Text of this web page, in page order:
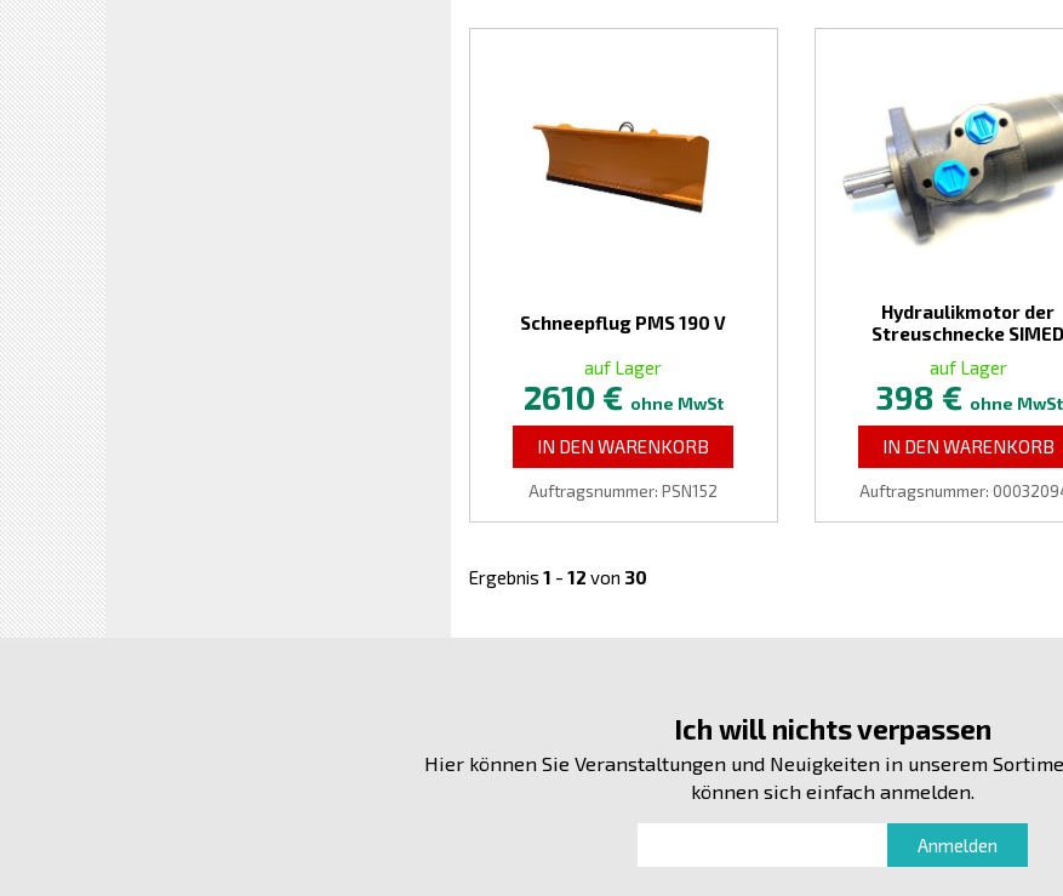
Schneepflug PMS 190 V
auf Lager
2610 € ohne MwSt
IN DEN WARENKORB
Auftragsnummer: PSN152
Hydraulikmotor der
Streuschnecke SIMED
auf Lager
398 € ohne MwSt
IN DEN WARENKORB
Auftragsnummer:
Ergebnis 1 - 12 von 30
Ich will nichts verpassen
Hier können Sie Veranstaltungen und Neuigkeiten in unserem
können sich einfach anmelden.